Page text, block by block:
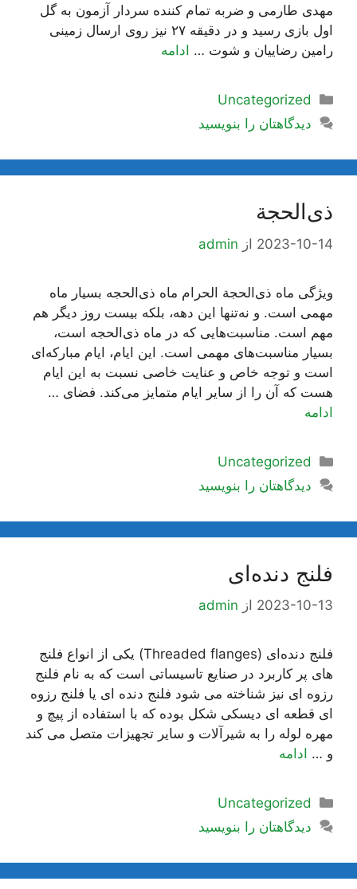
مهدی طارمی و ضربه تمام کننده سردار آزمون به گل
اول بازی رسید و در دقیقه ۲۷ نیز روی ارسال زمینی
رامین رضاییان و شوت … ادامه
دسته‌ها
Uncategorized
دیدگاهتان را بنویسید
ذی‌الحجة
2023-10-14 از admin
ویژگی ماه ذی‌الحجة الحرام ماه ذی‌الحجه بسیار ماه
مهمی است. و نه‌‌تنها این دهه، بلکه بیست روز دیگر هم
مهم است. مناسبت‌هایی که در ماه ذی‌الحجه است،
بسیار مناسبت‌های مهمی است. این ایام، ایام مبارکه‌اى
است و توجه خاص و عنایت خاصى نسبت به این ایام
هست که آن را از سایر ایام متمایز مى‌کند. فضای …
ادامه
دسته‌ها
Uncategorized
دیدگاهتان را بنویسید
فلنج دنده‌ای
2023-10-13 از admin
فلنج دنده‌ای (Threaded flanges) یکی از انواع فلنج
های پر کاربرد در صنایع تاسیساتی است که به نام فلنج
رزوه ای نیز شناخته می شود فلنج دنده ای یا فلنج رزوه
ای قطعه ای دیسکی شکل بوده که با استفاده از پیچ و
مهره لوله را به شیرآلات و سایر تجهیزات متصل می کند
و … ادامه
دسته‌ها
Uncategorized
دیدگاهتان را بنویسید